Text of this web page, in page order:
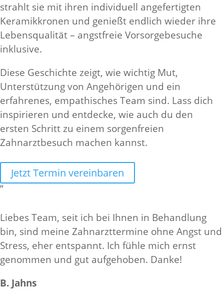
strahlt sie mit ihren individuell angefertigten
Keramikkronen und genießt endlich wieder ihre
Lebensqualität – angstfreie Vorsorgebesuche
inklusive.
Diese Geschichte zeigt, wie wichtig Mut,
Unterstützung von Angehörigen und ein
erfahrenes, empathisches Team sind. Lass dich
inspirieren und entdecke, wie auch du den
ersten Schritt zu einem sorgenfreien
Zahnarztbesuch machen kannst.
Jetzt Termin vereinbaren
“
Liebes Team, seit ich bei Ihnen in Behandlung
bin, sind meine Zahnarzttermine ohne Angst und
Stress, eher entspannt. Ich fühle mich ernst
genommen und gut aufgehoben. Danke!
B. Jahns